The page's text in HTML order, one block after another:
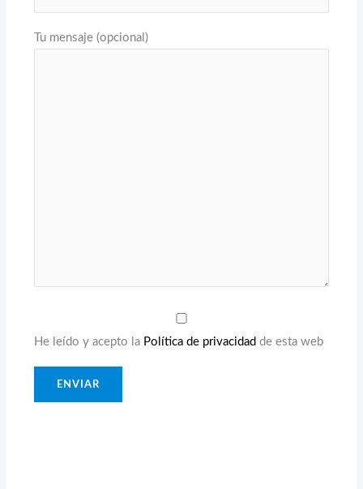
Tu mensaje (opcional)
He leído y acepto la Política de privacidad de esta web